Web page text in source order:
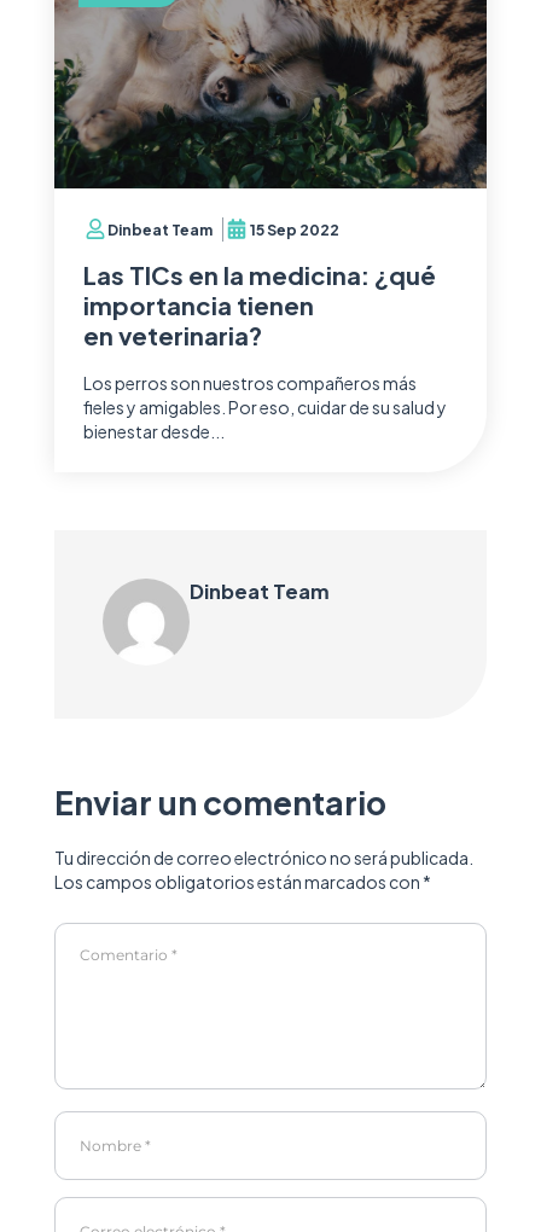
Dinbeat Team 15 Sep 2022
Las TICs en la medicina: ¿qué
importancia tienen
en veterinaria?
Los perros son nuestros compañeros más
fieles y amigables. Por eso, cuidar de su salud y
bienestar desde...
Dinbeat Team
Enviar un comentario
Tu dirección de correo electrónico no será publicada.
Los campos obligatorios están marcados con *